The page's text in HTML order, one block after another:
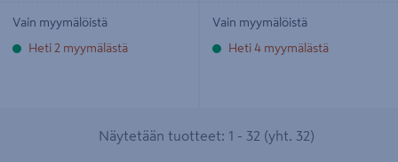
Vain myymälöistä
Heti 2 myymälästä
Vain myymälöistä
Heti 4 myymälästä
Näytetään tuotteet: 1 - 32 (yht. 32)